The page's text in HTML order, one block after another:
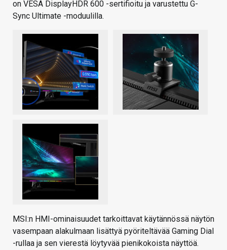
on VESA DisplayHDR 600 -sertifioitu ja varustettu G-
Sync Ultimate -moduulilla.
MSI:n HMI-ominaisuudet tarkoittavat käytännössä näytön
vasempaan alakulmaan lisättyä pyöriteltävää Gaming Dial
-rullaa ja sen vierestä löytyvää pienikokoista näyttöä.